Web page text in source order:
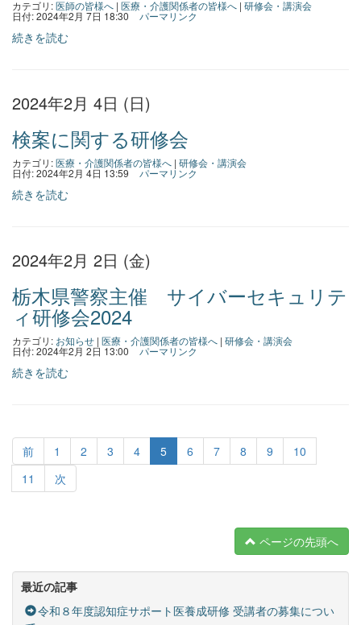
カテゴリ:医師の皆様へ | 医療・介護関係者の皆様へ | 研修会・講演会
日付: 2024年2月 7日 18:30 パーマリンク
続きを読む
2024年2月 4日 (日)
検案に関する研修会
カテゴリ:医療・介護関係者の皆様へ | 研修会・講演会
日付: 2024年2月 4日 13:59 パーマリンク
続きを読む
2024年2月 2日 (金)
栃木県警察主催 サイバーセキュリテ
ィ研修会2024
カテゴリ: お知らせ | 医療・介護関係者の皆様へ | 研修会・講演会
日付: 2024年2月 2日 13:00 パーマリンク
続きを読む
前 1 2 3 4 5 6 7 8 9
10
11
次
ページの先頭へ
最近の記事
令和８年度認知症サポート医養成研修 受講者の募集につい